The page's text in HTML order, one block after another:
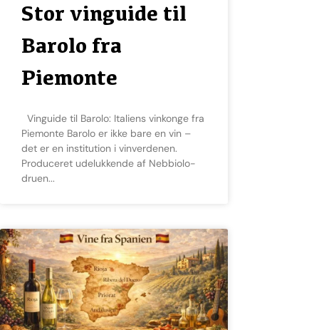
Stor vinguide til
Barolo fra
Piemonte
Vinguide til Barolo: Italiens vinkonge fra
Piemonte Barolo er ikke bare en vin –
det er en institution i vinverdenen.
Produceret udelukkende af Nebbiolo-
druen